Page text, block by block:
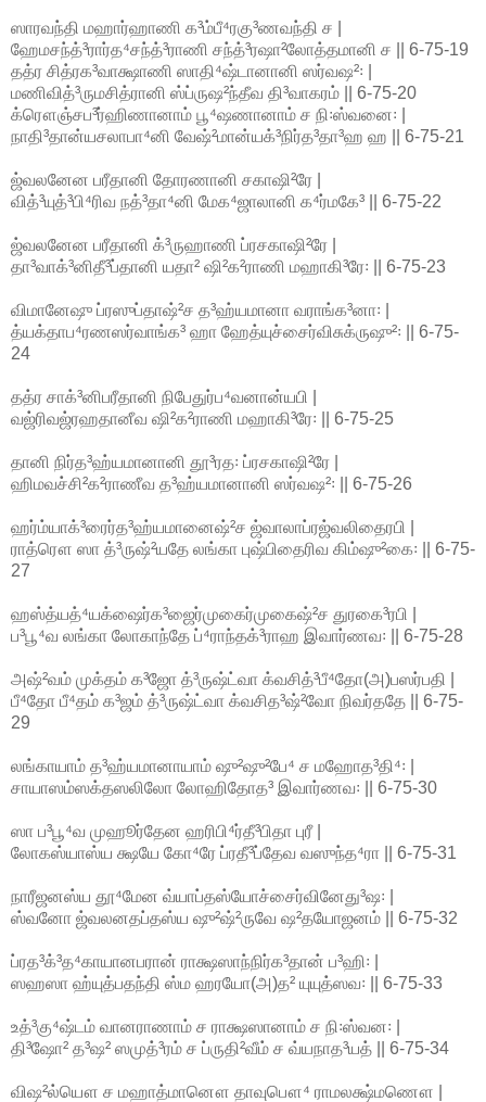
ஸாரவந்தி மஹார்ஹாணி க³ம்பீ⁴ரகு³ணவந்தி ச |
ஹேமசந்த்³ரார்த⁴சந்த்³ராணி சந்த்³ரஷா²லோத்தமானி ச || 6-75-19
தத்ர சித்ரக³வாக்ஷாணி ஸாதி⁴ஷ்டானானி ஸர்வஷ²꞉ |
மணிவித்³ருமசித்ரானி ஸ்ப்ருஷ²ந்தீவ தி³வாகரம் || 6-75-20
க்ரௌஞ்சப³ர்ஹிணானாம் பூ⁴ஷணானாம் ச நி꞉ஸ்வனை꞉ |
நாதி³தான்யசலாபா⁴னி வேஷ்²மான்யக்³நிர்த³தா³ஹ ஹ || 6-75-21
ஜ்வலனேன பரீதானி தோரணானி சகாஷி²ரே |
வித்³யுத்³பி⁴ரிவ நத்³தா⁴னி மேக⁴ஜாலானி க⁴ர்மகே³ || 6-75-22
ஜ்வலனேன பரீதானி க்³ருஹாணி ப்ரசகாஷி²ரே |
தா³வாக்³னிதீ³ப்தானி யதா² ஷி²க²ராணி மஹாகி³ரே꞉ || 6-75-23
விமானேஷு ப்ரஸுப்தாஷ்²ச த³ஹ்யமானா வராங்க³னா꞉ |
த்யக்தாப⁴ரணஸர்வாங்க³ ஹா ஹேத்யுச்சைர்விசுக்ருஷு²꞉ || 6-75-
24
தத்ர சாக்³னிபரீதானி நிபேதுர்ப⁴வனான்யபி |
வஜ்ரிவஜ்ரஹதானீவ ஷி²க²ராணி மஹாகி³ரே꞉ || 6-75-25
தானி நிர்த³ஹ்யமானானி தூ³ரத꞉ ப்ரசகாஷி²ரே |
ஹிமவச்சி²க²ராணீவ த³ஹ்யமானானி ஸர்வஷ²꞉ || 6-75-26
ஹர்ம்யாக்³ரைர்த³ஹ்யமானைஷ்²ச ஜ்வாலாப்ரஜ்வலிதைரபி |
ராத்ரௌ ஸா த்³ருஷ்²யதே லங்கா புஷ்பிதைரிவ கிம்ஷு²கை꞉ || 6-75-
27
ஹஸ்த்யத்⁴யக்ஷைர்க³ஜைர்முகைர்முகைஷ்²ச துரகை³ரபி |
ப³பூ⁴வ லங்கா லோகாந்தே ப்⁴ராந்தக்³ராஹ இவார்ணவ꞉ || 6-75-28
அஷ்²வம் முக்தம் க³ஜோ த்³ருஷ்ட்வா க்வசித்³பீ⁴தோ(அ)பஸர்பதி |
பீ⁴தோ பீ⁴தம் க³ஜம் த்³ருஷ்ட்வா க்வசித³ஷ்²வோ நிவர்ததே || 6-75-
29
லங்காயாம் த³ஹ்யமானாயாம் ஷு²ஷு²பே⁴ ச மஹோத³தி⁴꞉ |
சாயாஸம்ஸக்தஸலிலோ லோஹிதோத³ இவார்ணவ꞉ || 6-75-30
ஸா ப³பூ⁴வ முஹூர்தேன ஹரிபி⁴ர்தீ³பிதா புரீ |
லோகஸ்யாஸ்ய க்ஷயே கோ⁴ரே ப்ரதீ³ப்தேவ வஸுந்த⁴ரா || 6-75-31
நாரீஜனஸ்ய தூ⁴மேன வ்யாப்தஸ்யோச்சைர்வினேது³ஷ꞉ |
ஸ்வனோ ஜ்வலனதப்தஸ்ய ஷு²ஷ்²ருவே ஷ²தயோஜனம் || 6-75-32
ப்ரத³க்³த⁴காயானபரான் ராக்ஷஸாந்நிர்க³தான் ப³ஹி꞉ |
ஸஹஸா ஹ்யுத்பதந்தி ஸ்ம ஹரயோ(அ)த² யுயுத்ஸவ꞉ || 6-75-33
உத்³கு⁴ஷ்டம் வானராணாம் ச ராக்ஷஸானாம் ச நி꞉ஸ்வன꞉ |
தி³ஷோ² த³ஷ² ஸமுத்³ரம் ச ப்ருதி²வீம் ச வ்யநாத³யத் || 6-75-34
விஷ²ல்யௌ ச மஹாத்மானௌ தாவுபௌ⁴ ராமலக்ஷ்மணௌ |